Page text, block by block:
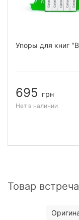
Упоры для книг
695 грн
Нет в наличии
Товар